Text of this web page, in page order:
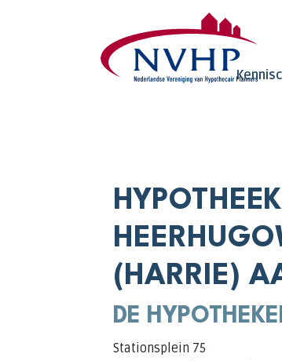
(HARRIE)
DE
Stationsplein 75